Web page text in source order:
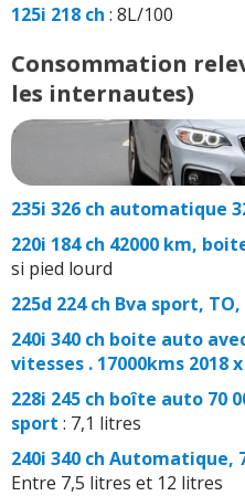
125i 218 ch : 8L/100
Consommation
les internautes)
235i 326 ch automatique
220i 184 ch 42000 km,
si pied lourd
225d 224 ch Bva sport,
240i 340 ch boite auto
vitesses . 17000kms 2018
228i 245 ch boîte auto 70
sport : 7,1 litres
240i 340 ch Automatique,
Entre 7,5 litres et 12 litres